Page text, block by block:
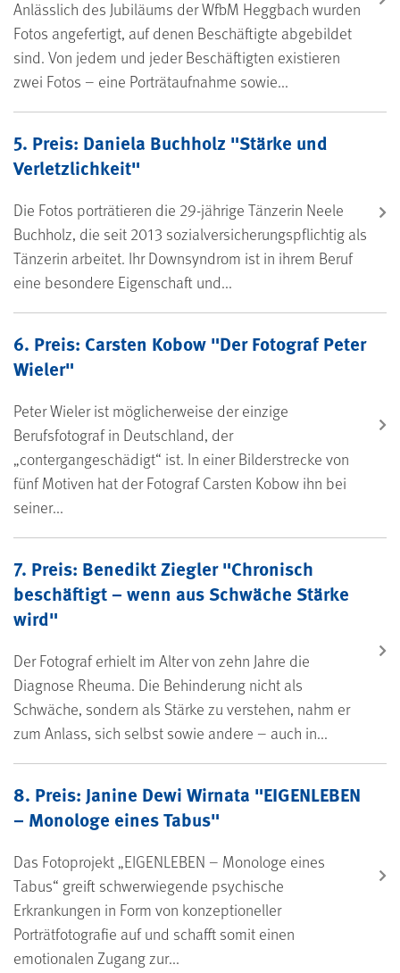
Anlässlich des Jubiläums der WfbM Heggbach wurden
Fotos angefertigt, auf denen Beschäftigte abgebildet
sind. Von jedem und jeder Beschäftigten existieren
zwei Fotos – eine Porträtaufnahme sowie...
5. Preis: Daniela Buchholz "Stärke und
Verletzlichkeit"
Die Fotos porträtieren die 29-jährige Tänzerin Neele
Buchholz, die seit 2013 sozialversicherungspflichtig als
Tänzerin arbeitet. Ihr Downsyndrom ist in ihrem Beruf
eine besondere Eigenschaft und...
6. Preis: Carsten Kobow "Der Fotograf Peter
Wieler"
Peter Wieler ist möglicherweise der einzige
Berufsfotograf in Deutschland, der
„contergangeschädigt“ ist. In einer Bilderstrecke von
fünf Motiven hat der Fotograf Carsten Kobow ihn bei
seiner...
7. Preis: Benedikt Ziegler "Chronisch
beschäftigt – wenn aus Schwäche Stärke
wird"
Der Fotograf erhielt im Alter von zehn Jahre die
Diagnose Rheuma. Die Behinderung nicht als
Schwäche, sondern als Stärke zu verstehen, nahm er
zum Anlass, sich selbst sowie andere – auch in...
8. Preis: Janine Dewi Wirnata "EIGENLEBEN
– Monologe eines Tabus"
Das Fotoprojekt „EIGENLEBEN – Monologe eines
Tabus“ greift schwerwiegende psychische
Erkrankungen in Form von konzeptioneller
Porträtfotografie auf und schafft somit einen
emotionalen Zugang zur...